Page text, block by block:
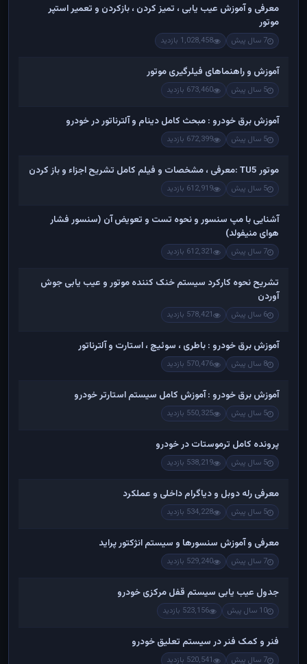
معرفی و آموزش عیب یابی ، تمیز کردن ، بازکردن و تعمیر استپر
موتور
7 سال پیش 1,028,458 بازدید
آموزش و راهنماهای فیلرگیری موتور
5 سال پیش 673,460 بازدید
آموزش برق خودرو : مبحث کامل دینام و آلترناتور در خودرو
5 سال پیش 672,399 بازدید
موتور TU5 :معرفی ، مشخصات و فیلم کامل تشریح اجزاء و باز کردن
5 سال پیش 612,919 بازدید
آشنایی با مپ سنسور و نحوه تست و تعویض آن (سنسور فشار
هوای منیفولد)
7 سال پیش 612,321 بازدید
تشریح نحوه کارکرد سیستم خنک کننده موتور و عیب یابی جوش
آوردن
6 سال پیش 578,421 بازدید
آموزش برق خودرو : باطری ، سوئیچ ، استارت و آلترناتور
8 سال پیش 570,476 بازدید
آموزش برق خودرو : آموزش کامل سیستم استارتر خودرو
5 سال پیش 550,325 بازدید
پرونده کامل ترموستات در خودرو
5 سال پیش 538,219 بازدید
معرفی رله دوبل و دیاگرام داخلی و عملکرد
5 سال پیش 534,228 بازدید
معرفی و آموزش سنسورها و سیستم انژکتور پراید
7 سال پیش 529,240 بازدید
جدول عیب یابی سیستم قفل مرکزی خودرو
10 سال پیش 523,156 بازدید
فنر و کمک فنر در سیستم تعلیق خودرو
7 سال پیش 520,541 بازدید